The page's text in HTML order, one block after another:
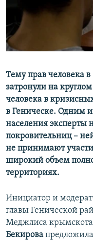
ПОБЕДИТЕЛЕЙ НЕ СУДЯТ?
КРЫМ.НЕПОКОРЕННЫЙ
ПРИСОЕДИНЯЙТЕСЬ!
Все сайты RFE/RL
Тему прав человека
затронули на
человека в
в Геническе. Одним
населения эксперты
покровительниц –
не принимают
широкий объем
территориях.
Инициатор и
главы Генической
Меджлиса
Бекирова